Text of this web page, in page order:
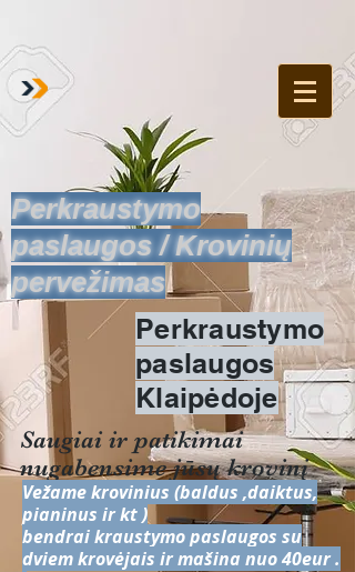
Perkraustymo
paslaugos / Krovinių
pervežimas
Perkraustymo
paslaugos
Klaipėdoje
Saugiai ir patikimai
nugabensime jūsų krovinį
Vežame krovinius (baldus ,daiktus,
pianinus ir kt )
bendrai kraustymo paslaugos su
dviem krovėjais ir mašina nuo 40eur .